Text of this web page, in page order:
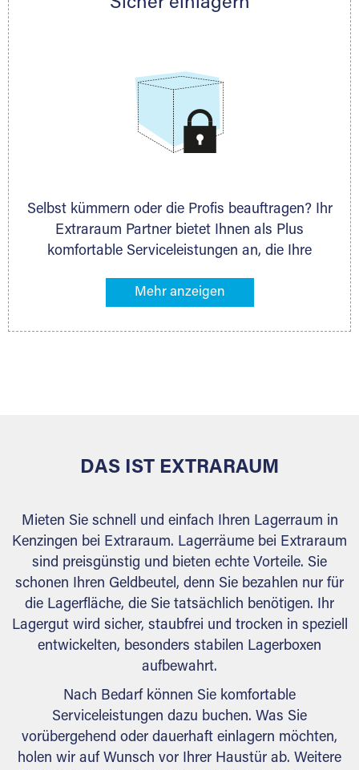
persönlich hinsichtlich Lagervolumen und zu
Selbst kümmern oder die Profis beauftragen? Ihr
Extraraum Partner bietet Ihnen als Plus
komfortable Serviceleistungen an, die Ihre
gehören z. B. Verpackungsservice, Lieferung von
Ihr Lagergut wird bei Ihrem Extraraum Partner
DAS IST EXTRARAUM
Mieten Sie schnell und einfach Ihren Lagerraum in
Kenzingen bei Extraraum. Lagerräume bei Extraraum
sind preisgünstig und bieten echte Vorteile. Sie
schonen Ihren Geldbeutel, denn Sie bezahlen nur für
die Lagerfläche, die Sie tatsächlich benötigen. Ihr
Lagergut wird sicher, staubfrei und trocken in speziell
entwickelten, besonders stabilen Lagerboxen
aufbewahrt.
Nach Bedarf können Sie komfortable
Serviceleistungen dazu buchen. Was Sie
vorübergehend oder dauerhaft einlagern möchten,
holen wir auf Wunsch vor Ihrer Haustür ab. Weitere